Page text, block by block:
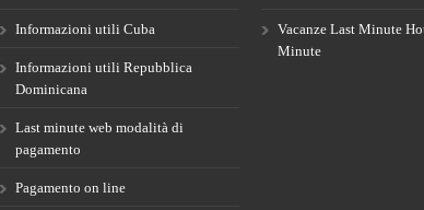
Informazioni utili Cuba
Informazioni utili Repubblica
Dominicana
Last minute web modalità di
pagamento
Pagamento on line
Vacanze Last Minute
Minute